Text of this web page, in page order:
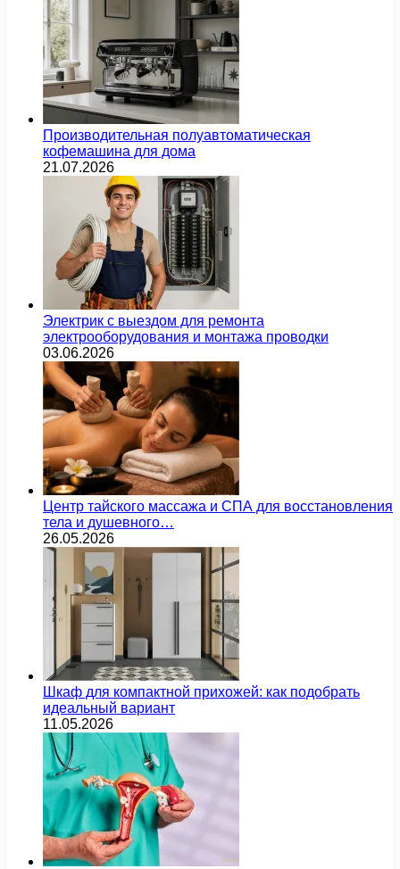
Производительная полуавтоматическая
кофемашина для дома
21.07.2026
Электрик с выездом для ремонта
электрооборудования и монтажа проводки
03.06.2026
Центр тайского массажа и СПА для восстановления
тела и душевного…
26.05.2026
Шкаф для компактной прихожей: как подобрать
идеальный вариант
11.05.2026